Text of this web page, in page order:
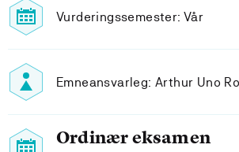
Vurderingssemester: Vår
Emneansvarleg: Arthur Uno
Ordinær eksamen